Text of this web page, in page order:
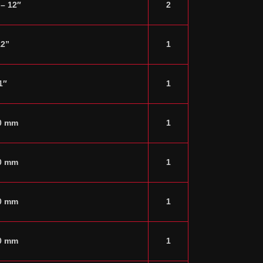
12″ 2
1
1
mm 1
mm 1
mm 1
mm 1